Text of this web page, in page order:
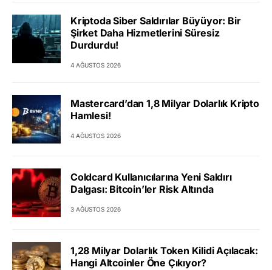
Kriptoda Siber Saldırılar Büyüyor: Bir
Şirket Daha Hizmetlerini Süresiz
Durdurdu!
4 AĞUSTOS 2026
Mastercard’dan 1,8 Milyar Dolarlık Kripto
Hamlesi!
4 AĞUSTOS 2026
Coldcard Kullanıcılarına Yeni Saldırı
Dalgası: Bitcoin’ler Risk Altında
3 AĞUSTOS 2026
1,28 Milyar Dolarlık Token Kilidi Açılacak:
Hangi Altcoinler Öne Çıkıyor?